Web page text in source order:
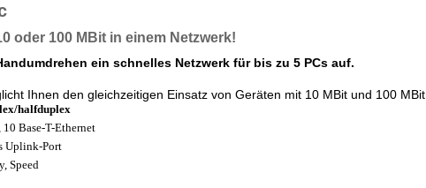
oder 100 MBit in einem Netzwerk!
ein schnelles Netzwerk für bis zu 5 PCs auf.
Ihnen den gleichzeitigen Einsatz von Geräten mit 10 MBit und 100 MBit.
halfduplex
Base-T-Ethernet
Uplink-Port
Speed